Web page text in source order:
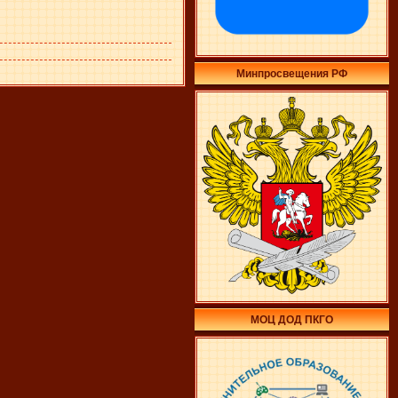
Минпросвещения РФ
МОЦ ДОД ПКГО